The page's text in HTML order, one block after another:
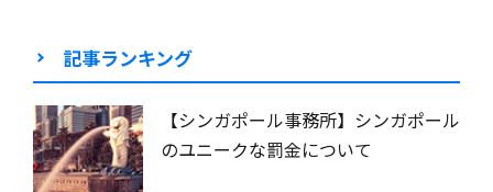
記事ランキング
【シンガポール事務所】シンガポール
のユニークな罰金について